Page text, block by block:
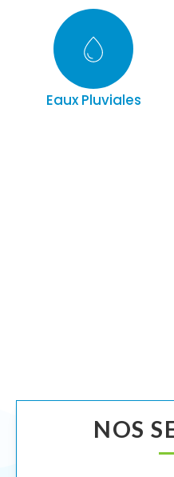
Eaux Pluviales
NOS